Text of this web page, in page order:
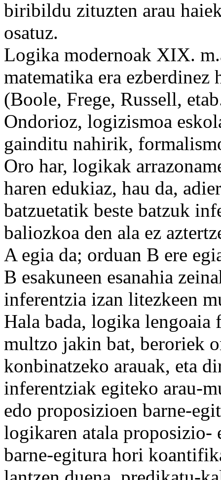
biribildu zituzten arau
osatuz.
Logika modernoak XIX.
matematika era
(Boole, Frege, Russell,
Ondorioz, logizismoa
gainditu nahirik,
Oro har, logikak
haren edukiaz, hau da,
batzuetatik beste batzuk
baliozkoa den ala ez
A egia da; orduan B ere
B esakuneen esanahia
inferentzia izan litezkeen
Hala bada, logika lengoaia
multzo jakin bat, beroriek
konbinatzeko arauak, eta
inferentziak egiteko arau-
edo proposizioen barne-
logikaren atala proposizio-
barne-egitura hori